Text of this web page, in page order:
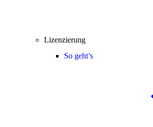
Lizenzierung
So geht’s